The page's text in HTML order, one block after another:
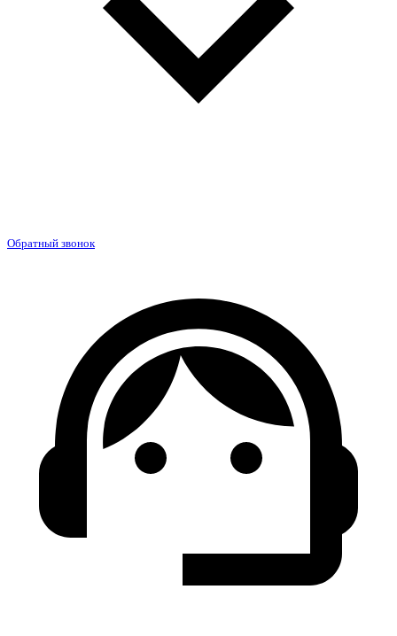
Обратный звонок